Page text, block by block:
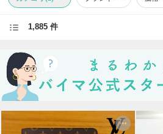
1,885 件